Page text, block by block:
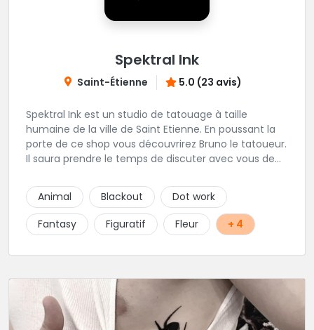
Spektral Ink
Saint-Étienne 5.0 (23 avis)
Spektral Ink est un studio de tatouage à taille
humaine de la ville de Saint Etienne. En poussant la
porte de ce shop vous découvrirez Bruno le tatoueur.
Il saura prendre le temps de discuter avec vous de
un message ou à l'appeler.
Animal Blackout
Dot work
Fantasy
Figuratif Fleur + 4